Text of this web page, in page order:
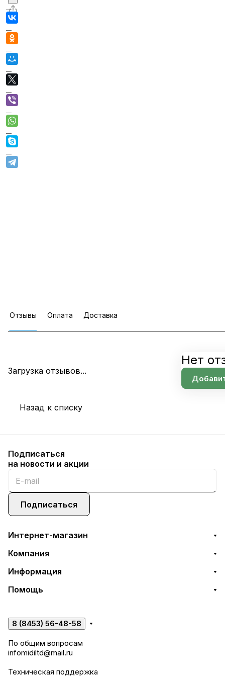
Отзывы Оплата Доставка
Загрузка отзывов...
Нет
Назад к списку
Подписаться
на новости и акции
Подписаться
Интернет-магазин
Компания
Информация
Помощь
8 (8453) 56-48-58
По общим вопросам
infomidiltd@mail.ru
Техническая поддержка